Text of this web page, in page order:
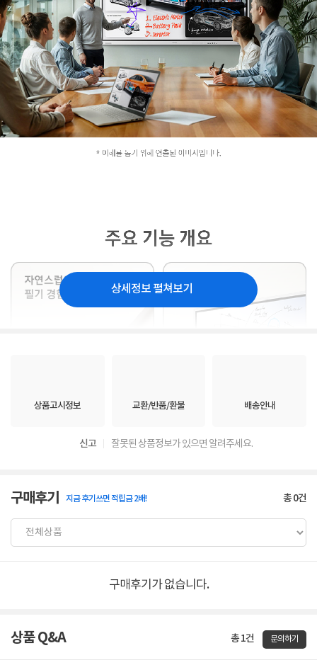
상세정보 펼쳐보기
상품고시정보 교환/반품/환불 배송안내
신고 잘못된 상품정보가 있으면 알려주세요.
구매후기 지금 후기쓰면 적립금 2배! 총0건
구매후기가 없습니다.
상품 Q&A 총 1건 문의하기